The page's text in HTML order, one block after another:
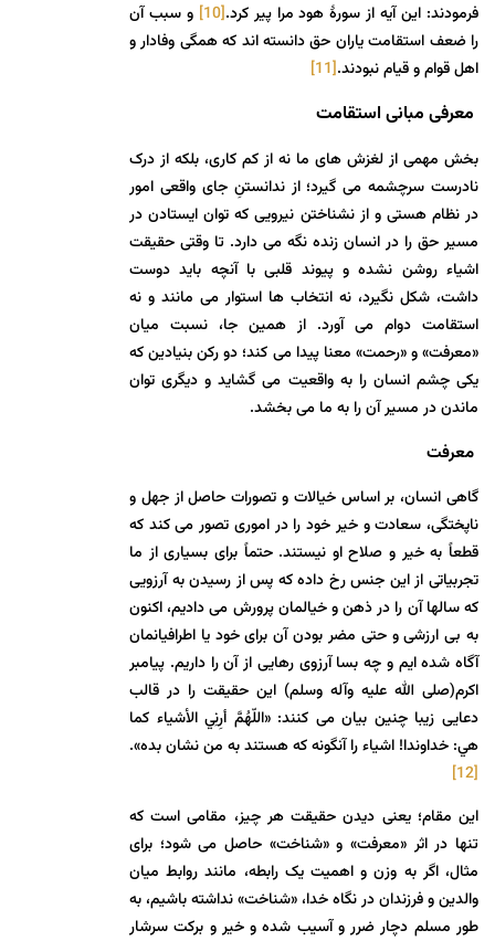
فرمودند: این آیه از سورۀ هود مرا پیر کرد.[10]
و سبب آن
را ضعف استقامت ياران حق دانسته اند كه همگی وفادار و
اهل قوام و قیام نبودند.[11]
معرفی مبانی استقامت
بخش مهمی از لغزش های ما نه از کم کاری، بلکه از درک
نادرست سرچشمه می گیرد؛ از ندانستنِ جای واقعی امور
در نظام هستی و از نشناختن نیرویی که توان ایستادن در
مسیر حق را در انسان زنده نگه می دارد. تا وقتی حقیقت
اشیاء روشن نشده و پیوند قلبی با آنچه باید دوست
داشت، شکل نگیرد، نه انتخاب ها استوار می مانند و نه
استقامت دوام می آورد. از همین جا، نسبت میان
«معرفت» و «رحمت» معنا پیدا می کند؛ دو رکن بنیادین که
یکی چشم انسان را به واقعیت می گشاید و دیگری توان
ماندن در مسیر آن را به ما می بخشد.
معرفت
گاهی انسان، بر اساس خیالات و تصورات حاصل از جهل و
ناپختگی، سعادت و خیر خود را در اموری تصور می کند که
قطعاً به خیر و صلاح او نیستند. حتماً برای بسیاری از ما
تجربیاتی از این جنس رخ داده که پس از رسیدن به آرزویی
که سالها آن را در ذهن و خیالمان پرورش می دادیم، اکنون
به بی ارزشی و حتی مضر بودن آن برای خود یا اطرافیانمان
آگاه شده ایم و چه بسا آرزوی رهایی از آن را داریم. پیامبر
اکرم(صلی الله علیه وآله وسلم) این حقیقت را در قالب
دعایی زیبا چنین بیان می کنند: «اللّهُمَّ أرِنِي الأشیاء کما
هي: خداوندا! اشیاء را آنگونه که هستند به من نشان بده».
[12]
این مقام؛ یعنی دیدن حقیقت هر چیز، مقامی است که
تنها در اثر «معرفت» و «شناخت» حاصل می شود؛ برای
مثال، اگر به وزن و اهمیت یک رابطه، مانند روابط میان
والدین و فرزندان در نگاه خدا، «شناخت» نداشته باشیم، به
طور مسلم دچار ضرر و آسیب شده و خیر و برکت سرشار